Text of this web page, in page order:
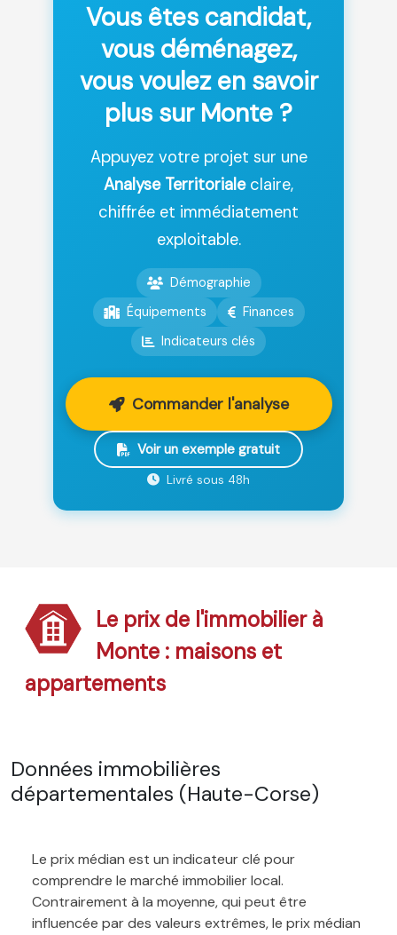
Vous êtes candidat,
vous déménagez,
vous voulez en savoir
plus sur Monte ?
Appuyez votre projet sur une
Analyse Territorialeclaire,
chiffrée et immédiatement
exploitable.
Démographie
Équipements
Finances
Indicateurs clés
Commander l'analyse
Voir un exemple gratuit
Livré sous 48h
Le prix de l'immobilier à
Monte : maisons et
appartements
Données immobilières
départementales (Haute-Corse)
Le prix médian est un indicateur clé pour
comprendre le marché immobilier local.
Contrairement à la moyenne, qui peut être
influencée par des valeurs extrêmes, le prix médian